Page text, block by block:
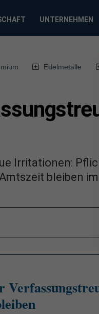
UNTERNEHMEN
Edelmetalle
Irritationen:
bleiben